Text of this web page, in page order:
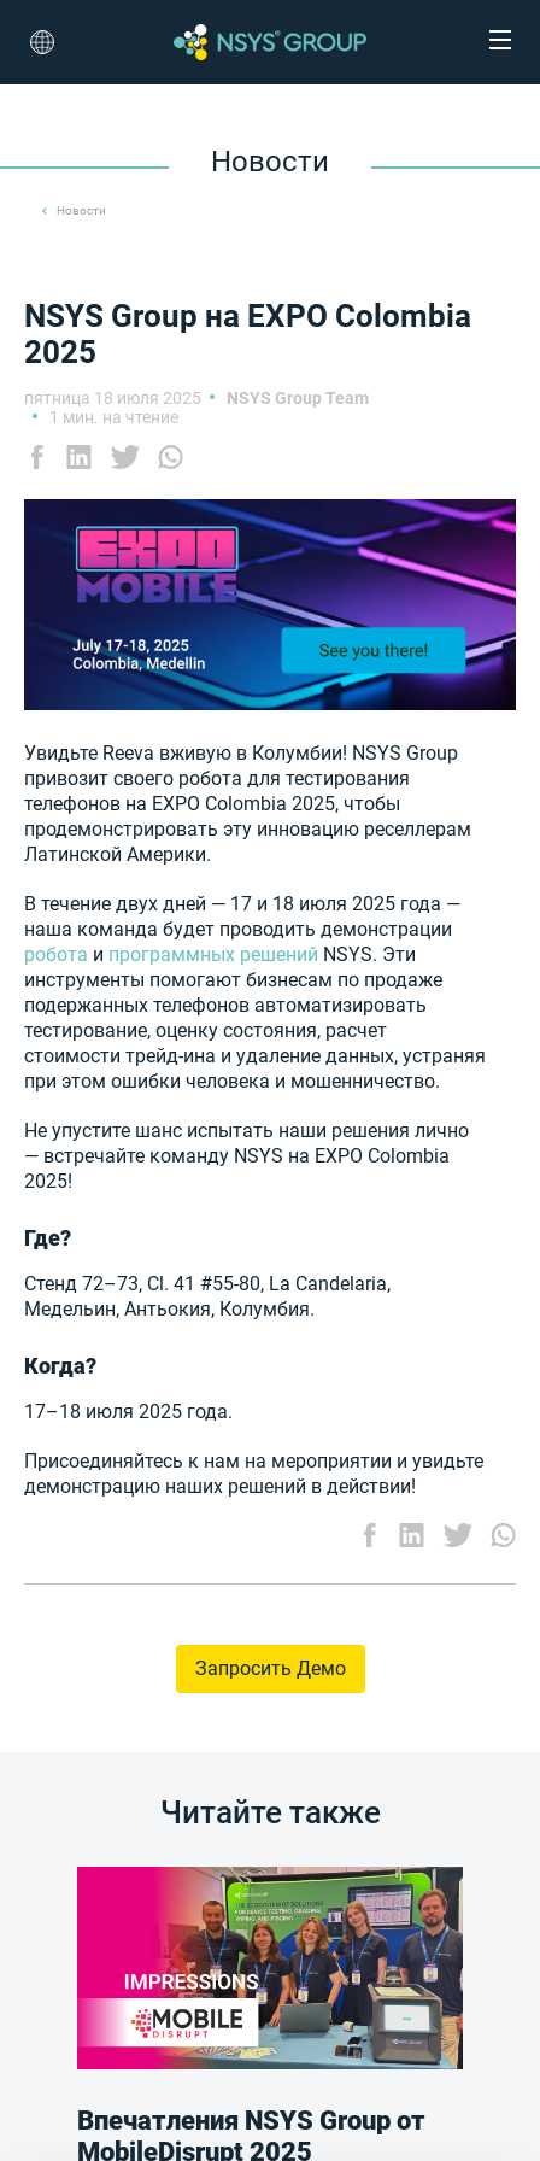
Новости
Новости
NSYS Group на EXPO Colombia
2025
пятница 18 июля 2025
NSYS Group Team
1 мин. на чтение
Увидьте Reeva вживую в Колумбии! NSYS Group
привозит своего робота для тестирования
телефонов на EXPO Colombia 2025, чтобы
продемонстрировать эту инновацию реселлерам
Латинской Америки.
В течение двух дней — 17 и 18 июля 2025 года —
наша команда будет проводить демонстрации
робота и программных решений NSYS. Эти
инструменты помогают бизнесам по продаже
подержанных телефонов автоматизировать
тестирование, оценку состояния, расчет
стоимости трейд-ина и удаление данных, устраняя
при этом ошибки человека и мошенничество.
Не упустите шанс испытать наши решения лично
— встречайте команду NSYS на EXPO Colombia
2025!
Где?
Стенд 72–73, Cl. 41 #55-80, La Candelaria,
Медельин, Антьокия, Колумбия.
Когда?
17–18 июля 2025 года.
Присоединяйтесь к нам на мероприятии и увидьте
демонстрацию наших решений в действии!
Запросить Демо
Читайте также
Впечатления NSYS Group от
MobileDisrupt 2025